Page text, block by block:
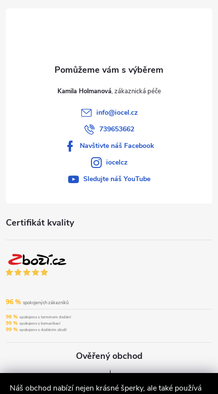
Náš obchod nabízí nejen krásné šperky, ale také používá
Certifikát kvality
96 % spokojených zákazníků
98 % spokojeno s termínem dodání
99 % spokojeno s komunikací
99 % spokojeno s dodáním zboží
Ověřený obchod
Kamila Holmanová
info@iocel.cz
739653662
Navštivte náš Facebook
iocelcz
Sledujte náš YouTube